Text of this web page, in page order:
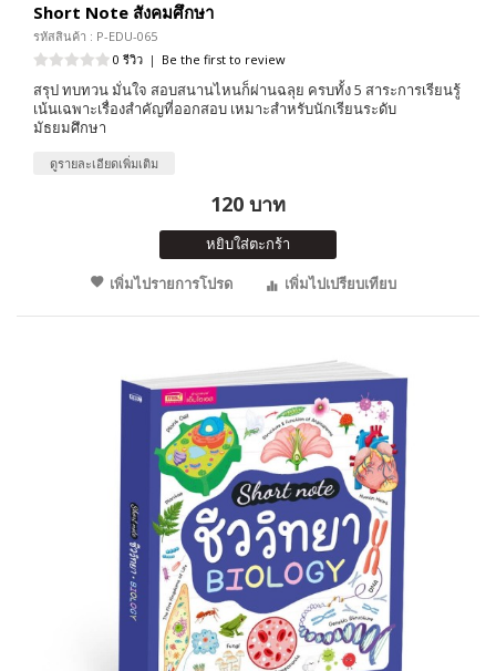
Short Note สังคมศึกษา
รหัสสินค้า : P-EDU-065
0 รีวิว | Be the first to review
สรุป ทบทวน มั่นใจ สอบสนานไหนก็ผ่านฉลุย ครบทั้ง 5 สาระการเรียนรู้
เน้นเฉพาะเรื่องสำคัญที่ออกสอบ เหมาะสำหรับนักเรียนระดับ
มัธยมศึกษา
ดูรายละเอียดเพิ่มเติม
120 บาท
หยิบใส่ตะกร้า
เพิ่มไปรายการโปรด
เพิ่มไปเปรียบเทียบ